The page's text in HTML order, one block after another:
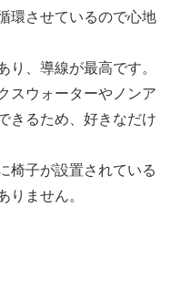
環させているので心地
り、導線が最高です。
スウォーターやノンア
きるため、好きなだけ
椅子が設置されている
りません。